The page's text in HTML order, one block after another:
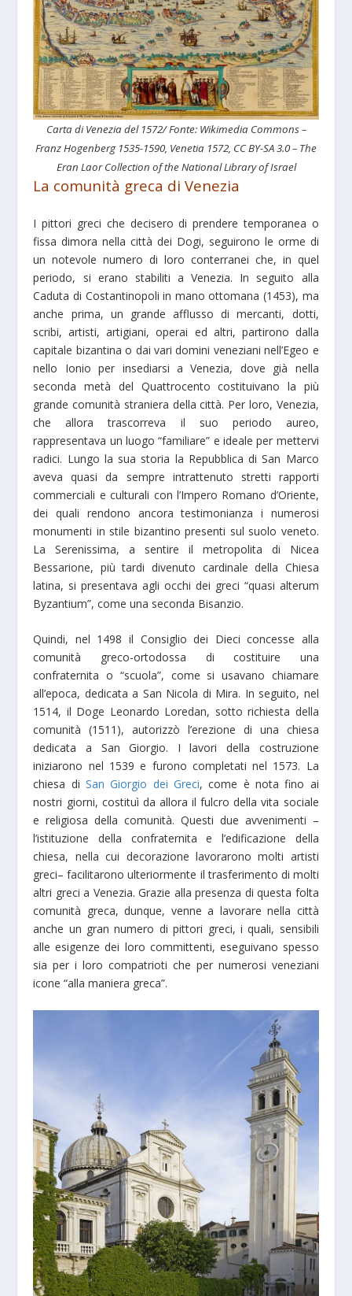
Carta di Venezia del 1572/ Fonte: Wikimedia Commons –
Franz Hogenberg 1535-1590, Venetia 1572, CC BY-SA 3.0 – The
Eran Laor Collection of the National Library of Israel
La comunità greca di Venezia
I pittori greci che decisero di prendere temporanea o
fissa dimora nella città dei Dogi, seguirono le orme di
un notevole numero di loro conterranei che, in quel
periodo, si erano stabiliti a Venezia. In seguito alla
Caduta di Costantinopoli in mano ottomana (1453), ma
anche prima, un grande afflusso di mercanti, dotti,
scribi, artisti, artigiani, operai ed altri, partirono dalla
capitale bizantina o dai vari domini veneziani nell’Egeo e
nello Ionio per insediarsi a Venezia, dove già nella
seconda metà del Quattrocento costituivano la più
grande comunità straniera della città. Per loro, Venezia,
che allora trascorreva il suo periodo aureo,
rappresentava un luogo “familiare” e ideale per mettervi
radici. Lungo la sua storia la Repubblica di San Marco
aveva quasi da sempre intrattenuto stretti rapporti
commerciali e culturali con l’Impero Romano d’Oriente,
dei quali rendono ancora testimonianza i numerosi
monumenti in stile bizantino presenti sul suolo veneto.
La Serenissima, a sentire il metropolita di Nicea
Bessarione, più tardi divenuto cardinale della Chiesa
latina, si presentava agli occhi dei greci “quasi alterum
Byzantium”, come una seconda Bisanzio.
Quindi, nel 1498 il Consiglio dei Dieci concesse alla
comunità greco-ortodossa di costituire una
confraternita o “scuola”, come si usavano chiamare
all’epoca, dedicata a San Nicola di Mira. In seguito, nel
1514, il Doge Leonardo Loredan, sotto richiesta della
comunità (1511), autorizzò l’erezione di una chiesa
dedicata a San Giorgio. I lavori della costruzione
iniziarono nel 1539 e furono completati nel 1573. La
chiesa diSan Giorgio dei Greci, come è nota fino ai
nostri giorni, costituì da allora il fulcro della vita sociale
e religiosa della comunità. Questi due avvenimenti –
l’istituzione della confraternita e l’edificazione della
chiesa, nella cui decorazione lavorarono molti artisti
greci– facilitarono ulteriormente il trasferimento di molti
altri greci a Venezia. Grazie alla presenza di questa folta
comunità greca, dunque, venne a lavorare nella città
anche un gran numero di pittori greci, i quali, sensibili
alle esigenze dei loro committenti, eseguivano spesso
sia per i loro compatrioti che per numerosi veneziani
icone “alla maniera greca”.